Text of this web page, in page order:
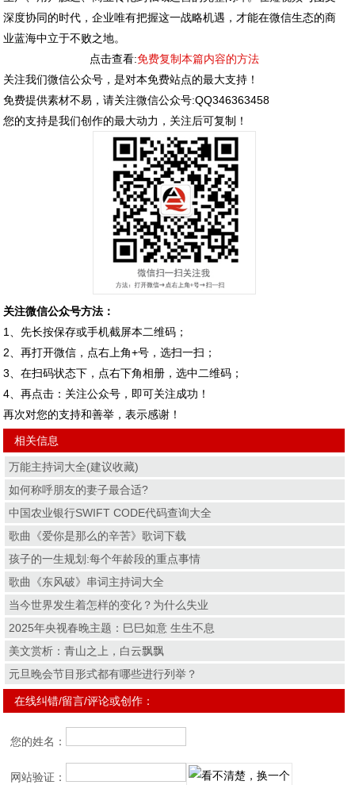
深度协同的时代，企业唯有把握这一战略机遇，才能在微信生态的商
业蓝海中立于不败之地。
点击查看:免费复制本篇内容的方法
关注我们微信公众号，是对本免费站点的最大支持！
免费提供素材不易，请关注微信公众号:QQ346363458
您的支持是我们创作的最大动力，关注后可复制！
关注微信公众号方法：
1、先长按保存或手机截屏本二维码；
2、再打开微信，点右上角+号，选扫一扫；
3、在扫码状态下，点右下角相册，选中二维码；
4、再点击：关注公众号，即可关注成功！
再次对您的支持和善举，表示感谢！
相关信息
万能主持词大全(建议收藏)
如何称呼朋友的妻子最合适?
中国农业银行SWIFT CODE代码查询大全
歌曲《爱你是那么的辛苦》歌词下载
孩子的一生规划:每个年龄段的重点事情
歌曲《东风破》串词主持词大全
当今世界发生着怎样的变化？为什么失业
2025年央视春晚主题：巳巳如意 生生不息
美文赏析：青山之上，白云飘飘
元旦晚会节目形式都有哪些进行列举？
在线纠错/留言/评论或创作：
您的姓名：
网站验证：